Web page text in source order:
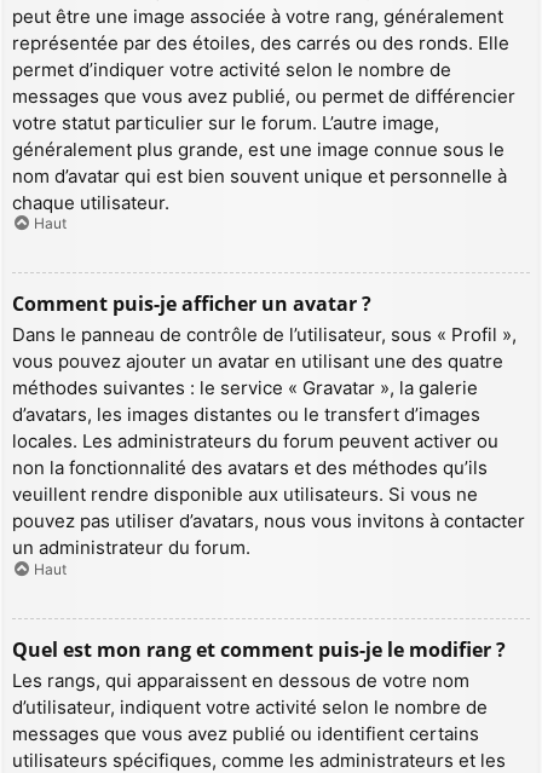
peut être une image associée à votre rang, généralement
représentée par des étoiles, des carrés ou des ronds. Elle
permet d’indiquer votre activité selon le nombre de
messages que vous avez publié, ou permet de différencier
votre statut particulier sur le forum. L’autre image,
généralement plus grande, est une image connue sous le
nom d’avatar qui est bien souvent unique et personnelle à
chaque utilisateur.
Haut
Comment puis-je afficher un avatar ?
Dans le panneau de contrôle de l’utilisateur, sous « Profil »,
vous pouvez ajouter un avatar en utilisant une des quatre
méthodes suivantes : le service « Gravatar », la galerie
d’avatars, les images distantes ou le transfert d’images
locales. Les administrateurs du forum peuvent activer ou
non la fonctionnalité des avatars et des méthodes qu’ils
veuillent rendre disponible aux utilisateurs. Si vous ne
pouvez pas utiliser d’avatars, nous vous invitons à contacter
un administrateur du forum.
Haut
Quel est mon rang et comment puis-je le modifier ?
Les rangs, qui apparaissent en dessous de votre nom
d’utilisateur, indiquent votre activité selon le nombre de
messages que vous avez publié ou identifient certains
utilisateurs spécifiques, comme les administrateurs et les